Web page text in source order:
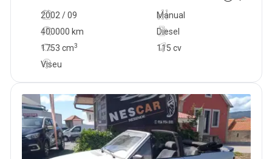
2002 / 09
Manual
400000 km
115 cv
Diesel
1753 cm3
Viseu